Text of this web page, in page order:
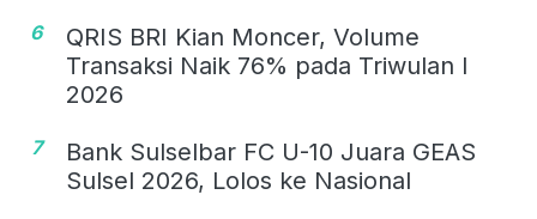
6
QRIS BRI Kian Moncer, Volume
Transaksi Naik 76% pada Triwulan I
2026
7
Bank Sulselbar FC U-10 Juara GEAS
Sulsel 2026, Lolos ke Nasional